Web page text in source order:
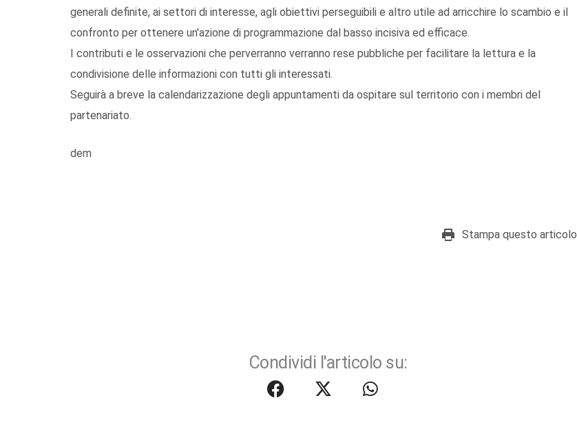
generali definite, ai settori di interesse, agli obiettivi perseguibili e altro utile ad arricchire lo scambio e il
confronto per ottenere un'azione di programmazione dal basso incisiva ed efficace.
I contributi e le osservazioni che perverranno verranno rese pubbliche per facilitare la lettura e la
condivisione delle informazioni con tutti gli interessati.
Seguirà a breve la calendarizzazione degli appuntamenti da ospitare sul territorio con i membri del
partenariato.
dem
Stampa questo articolo
Condividi l'articolo su: